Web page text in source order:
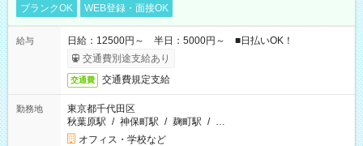
ブランクOK
WEB登録・面接OK
給与
日給：12500円～ 半日：5000円～ ■日払いOK！
交通費別途支給あり
交通費 交通費規定支給
勤務地
東京都千代田区
秋葉原駅 / 神保町駅 / 麹町駅 / …
オフィス・学校など